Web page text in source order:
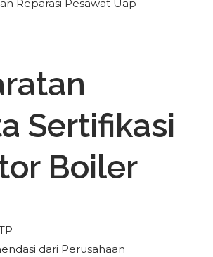
Reparasi Pesawat Uap
Sertifikasi
Boiler
dari Perusahaan